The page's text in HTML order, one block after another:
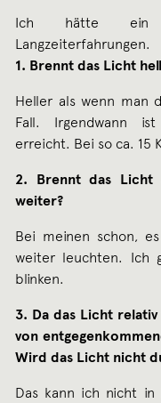
Ich hätte ein
Langzeiterfahrungen.
1. Brennt das Licht
Heller als wenn man
Fall. Irgendwann
erreicht. Bei so ca. 15
2. Brennt das Licht
weiter?
Bei meinen schon,
weiter leuchten. Ich
blinken.
3. Da das Licht
von
Wird das Licht nicht
Das kann ich nicht in